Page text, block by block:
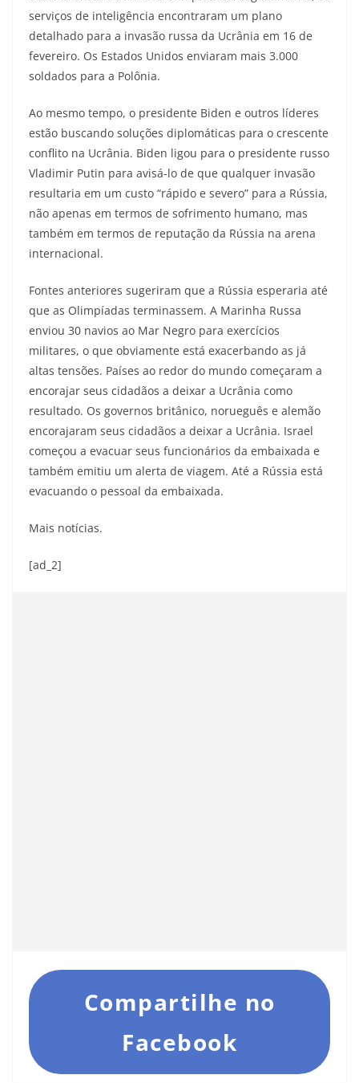
serviços de inteligência encontraram um plano
detalhado para a invasão russa da Ucrânia em 16 de
fevereiro. Os Estados Unidos enviaram mais 3.000
soldados para a Polônia.
Ao mesmo tempo, o presidente Biden e outros líderes
estão buscando soluções diplomáticas para o crescente
conflito na Ucrânia. Biden ligou para o presidente russo
Vladimir Putin para avisá-lo de que qualquer invasão
resultaria em um custo “rápido e severo” para a Rússia,
não apenas em termos de sofrimento humano, mas
também em termos de reputação da Rússia na arena
internacional.
Fontes anteriores sugeriram que a Rússia esperaria até
que as Olimpíadas terminassem. A Marinha Russa
enviou 30 navios ao Mar Negro para exercícios
militares, o que obviamente está exacerbando as já
altas tensões. Países ao redor do mundo começaram a
encorajar seus cidadãos a deixar a Ucrânia como
resultado. Os governos britânico, norueguês e alemão
encorajaram seus cidadãos a deixar a Ucrânia. Israel
começou a evacuar seus funcionários da embaixada e
também emitiu um alerta de viagem. Até a Rússia está
evacuando o pessoal da embaixada.
Mais notícias.
[ad_2]
Compartilhe no
Facebook